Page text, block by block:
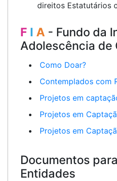
direitos Estatutários
F I A - Fundo da
Adolescência de
Como Doar?
Contemplados com
Projetos em
Projetos em
Projetos em
Documentos
Entidades